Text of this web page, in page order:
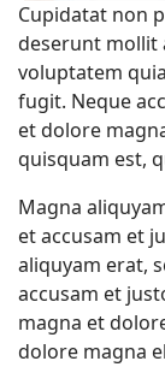
Cupidatat non
deserunt mollit
voluptatem
fugit. Neque
et dolore
quisquam est,
Magna
et accusam et
aliquyam erat,
accusam et
magna et
dolore magna